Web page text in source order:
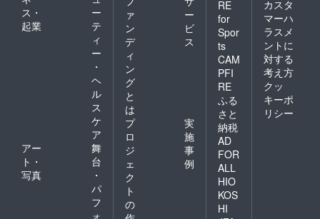
ス・
起業
ー
テ
ィ
ー
・
ヘ
ル
ス
ケ
ア
アー
ト・
写真
舞
台
・
パ
フ
ォ
ァ
ン
デ
ィ
ン
グ
と
は
ー
ビ
ス
プ
ロ
ジ
ェ
ク
ト
の
実
施
事
例
RE
for
Spor
ts
CAM
PFI
RE
ふる
さと
納税
AD
FOR
ALL
HIO
KOS
HI
カスタ
マーハ
ラスメ
ントに
対する
考え方
クッ
キーポ
リシー